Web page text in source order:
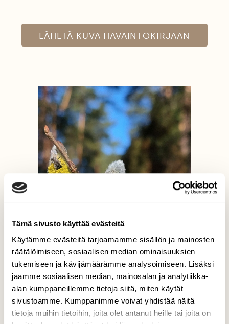
Tämä sivusto käyttää evästeitä
Käytämme evästeitä tarjoamamme sisällön ja mainosten
räätälöimiseen, sosiaalisen median ominaisuuksien
tukemiseen ja kävijämäärämme analysoimiseen. Lisäksi
jaamme sosiaalisen median, mainosalan ja analytiikka-
alan kumppaneillemme tietoja siitä, miten käytät
sivustoamme. Kumppanimme voivat yhdistää näitä
tietoja muihin tietoihin, joita olet antanut heille tai joita on
LÄHETÄ KUVA HAVAINTOKIRJAAN